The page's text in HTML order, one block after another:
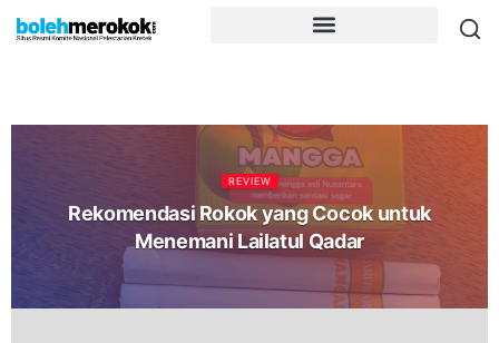
REVIEW
Rekomendasi Rokok yang Cocok untuk
Menemani Lailatul Qadar